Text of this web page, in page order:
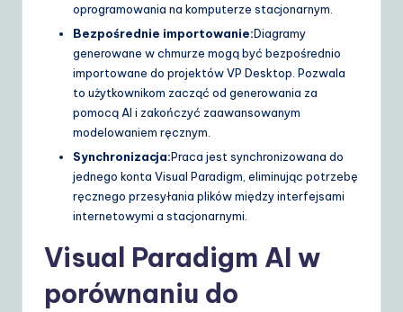
oprogramowania na komputerze stacjonarnym.
Bezpośrednie importowanie:Diagramy
generowane w chmurze mogą być bezpośrednio
importowane do projektów VP Desktop. Pozwala
to użytkownikom zacząć od generowania za
pomocą AI i zakończyć zaawansowanym
modelowaniem ręcznym.
Synchronizacja:Praca jest synchronizowana do
jednego konta Visual Paradigm, eliminując potrzebę
ręcznego przesyłania plików między interfejsami
internetowymi a stacjonarnymi.
Visual Paradigm AI w
porównaniu do